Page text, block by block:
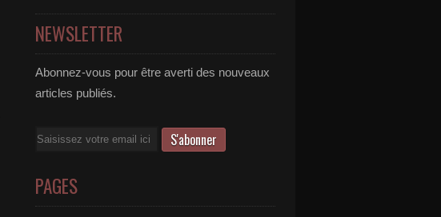
NEWSLETTER
Abonnez-vous pour être averti des nouveaux
articles publiés.
Email
PAGES